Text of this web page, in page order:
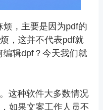
，主要是因为pdf的
，这并不代表pdf就
辑dpf？今天我们就
这种软件大多数情况
如果文案工作人员不